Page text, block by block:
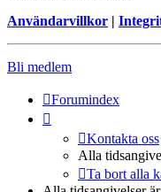
Användarvillkor |
Bli medlem
Forumindex
Kontakta oss
Alla
Ta bort alla